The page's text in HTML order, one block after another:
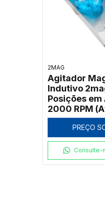
2MAG
Agitador
Indutivo
Posições em
2000 RPM
Ponto)
PREÇO
Consulte-